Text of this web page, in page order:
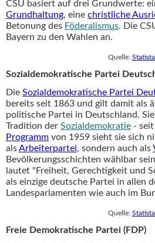
CSU basiert auf drei Grundwerte:
Grundhaltung, eine christliche
Betonung des Föderalismus. Die
Bayern zu den Wahlen an.
Quelle: Statista
Sozialdemokratische Partei
Die Sozialdemokratische Partei
bereits seit 1863 und gilt damit als
politische Partei in Deutschland.
Tradition der Sozialdemokratie -
Programm von 1959 sieht sie sich
alsArbeiterpartei, sondern auch als
Bevölkerungsschichten wählbar
lautet "Freiheit, Gerechtigkeit und
als einzige deutsche Partei in allen
Landesparlamenten wie auch im
Quelle: Statista
Freie Demokratische Partei (FDP)